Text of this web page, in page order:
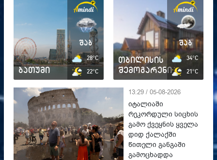
ბათუმი
შაბ
28°C
22°C
თბილისის
შემოგარენი
შაბ
34°C
21°C
13:29 / 05-08-2026
იტალიაში
რეკორდული სიცხის
გამო ქვეყნის ყველა
დიდ ქალაქში
წითელი განგაში
გამოცხადდა